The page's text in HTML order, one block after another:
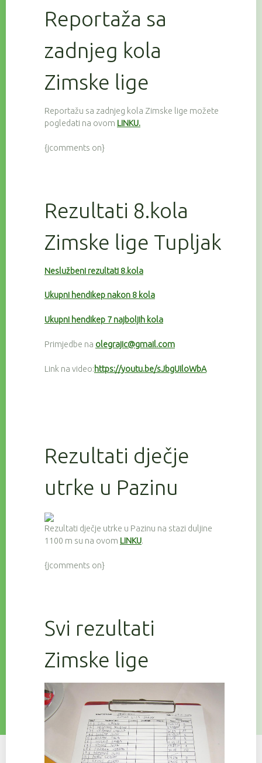
Reportaža sa
zadnjeg kola
Zimske lige
Reportažu sa zadnjeg kola Zimske lige možete
pogledati na ovom LINKU.
{jcomments on}
Rezultati 8.kola
Zimske lige Tupljak
Neslužbeni rezultati 8.kola
Ukupni hendikep nakon 8 kola
Ukupni hendikep 7 najboljih kola
Primjedbe na olegrajic@gmail.com
Link na video:https://youtu.be/sJbgUIloWbA
Rezultati dječje
utrke u Pazinu
Rezultati dječje utrke u Pazinu na stazi duljine
1100 m su na ovom LINKU.
{jcomments on}
Svi rezultati
Zimske lige